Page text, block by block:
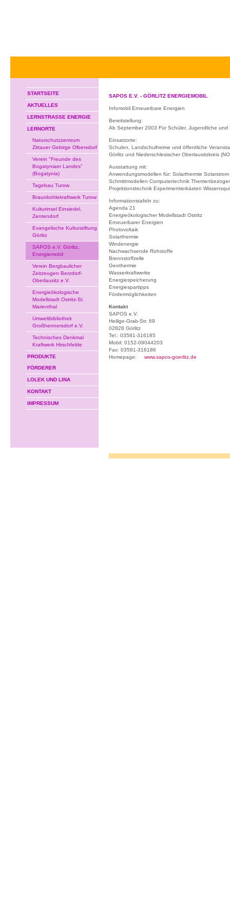
STARTSEITE
AKTUELLES
LERNSTRASSE ENERGIE
LERNORTE
Naturschutzzentrum
Zittauer Gebirge Olbersdorf
Verein "Freunde des
Bogatyniaer Landes"
(Bogatynia)
Tagebau Turow
Braunkohlekraftwerk Turow
Kulturinsel Einsiedel,
Zentendorf
Evangelische Kulturstiftung
Görlitz
SAPOS e.V. Görlitz,
Energiemobil
Verein Bergbaulicher
Zeitzeugen Berzdorf-
Oberlausitz e.V.
Energieökologische
Modellstadt Ostritz-St.
Marienthal
Umweltbibliothek
Großhennersdorf e.V.
Technisches Denkmal
Kraftwerk Hirschfelde
PRODUKTE
FÖRDERER
LOLEK UND LINA
KONTAKT
IMPRESSUM
SAPOS E.V. - GÖRLITZ ENERGIEMOBIL
Infomobil Erneuerbare Energien
Bereitstellung:
Ab September 2003 Für Schüler, Jugendliche und
Einsatzorte:
Schulen, Landschulheime und öffentliche
Görlitz und Niederschlesischer Oberlausitzkreis
Ausstattung mit:
Anwendungsmodellen für: Solarthermie
Schmittmodellen Computertechnik
Projektionstechnik Experimentierkästen
Informationstafeln zu:
Agenda 21
Energieökologischer Modellstadt Ostritz
Erneuerbarer Energien
Photovoltaik
Solarthermie
Windenergie
Nachwachsende Rohstoffe
Brennstoffzelle
Geothermie
Wasserkraftwerke
Energiespeicherung
Energiespartipps
Fördermöglichkeiten
Kontakt
SAPOS e.V.
Heilige-Grab-Str. 69
02828 Görlitz
Tel.: 03581-316185
Mobil: 0152-09044203
Fax: 03581-316186
Homepage:
www.sapos-goerlitz.de